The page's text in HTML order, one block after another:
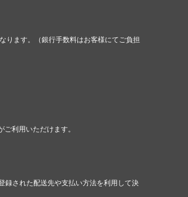
ります。（銀行手数料はお客様にてご負担
利用いただけます。
録された配送先や支払い方法を利用して決